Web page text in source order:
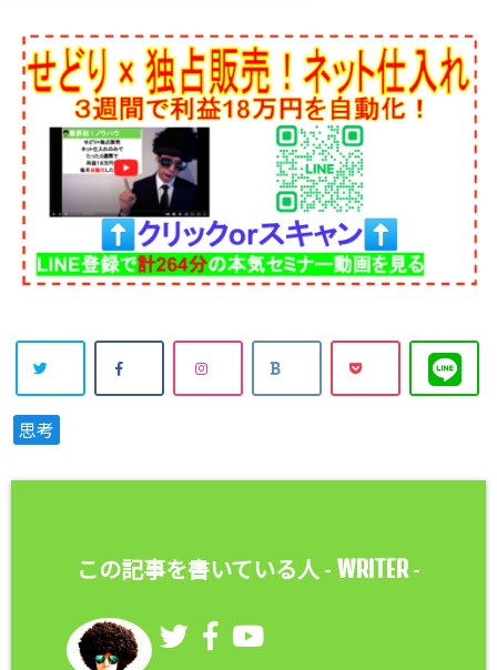
思考
この記事を書いている人 - WRITER-